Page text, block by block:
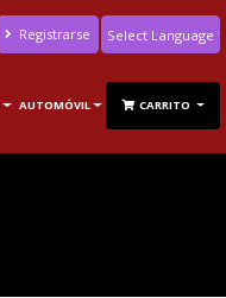
Registrarse
Translate
AUTOMÓVIL CARRITO